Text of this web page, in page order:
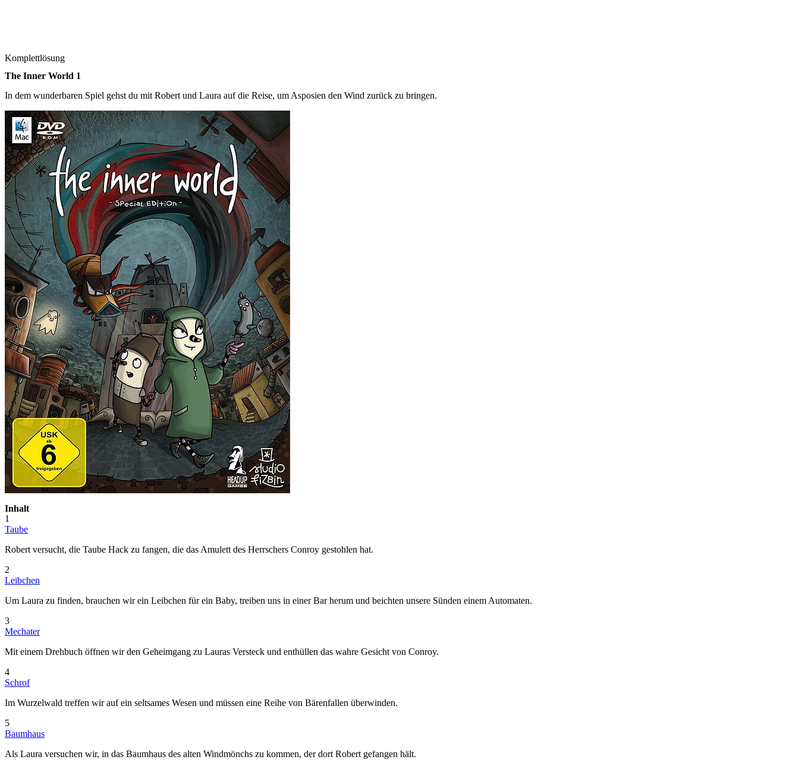
Komplettlösung
The Inner World 1
In dem wunderbaren Spiel gehst du mit Robert und Laura auf die Reise, um Asposien den Wind zurück zu bringen.
Inhalt
1
Taube
Robert versucht, die Taube Hack zu fangen, die das Amulett des Herrschers Conroy gestohlen hat.
2
Leibchen
Um Laura zu finden, brauchen wir ein Leibchen für ein Baby, treiben uns in einer Bar herum und beichten unsere Sünden einem Automaten.
3
Mechater
Mit einem Drehbuch öffnen wir den Geheimgang zu Lauras Versteck und enthüllen das wahre Gesicht von Conroy.
4
Schrof
Im Wurzelwald treffen wir auf ein seltsames Wesen und müssen eine Reihe von Bärenfallen überwinden.
5
Baumhaus
Als Laura versuchen wir, in das Baumhaus des alten Windmönchs zu kommen, der dort Robert gefangen hält.